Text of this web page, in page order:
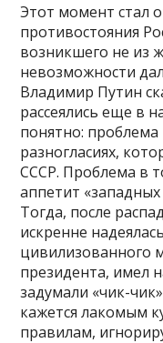
Этот момент стал
противостояния
возникшего не из
невозможности
Владимир Путин
рассеялись еще в
понятно: проблема
разногласиях,
СССР. Проблема в
аппетит
Тогда, после
искренне
цивилизованного
президента, имел
задумали «чик-
кажется лакомым
правилам,